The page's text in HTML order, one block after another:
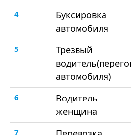
4
Буксировка
автомобиля
5
Трезвый
автомобиля)
6
Водитель
женщина
7